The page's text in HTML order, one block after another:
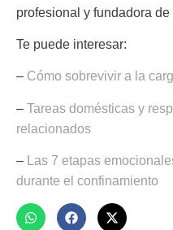
profesional y fundadora
Te puede interesar:
– Cómo sobrevivir a la
– Tareas domésticas y
relacionados
–
Las 7 etapas
durante el confinamiento